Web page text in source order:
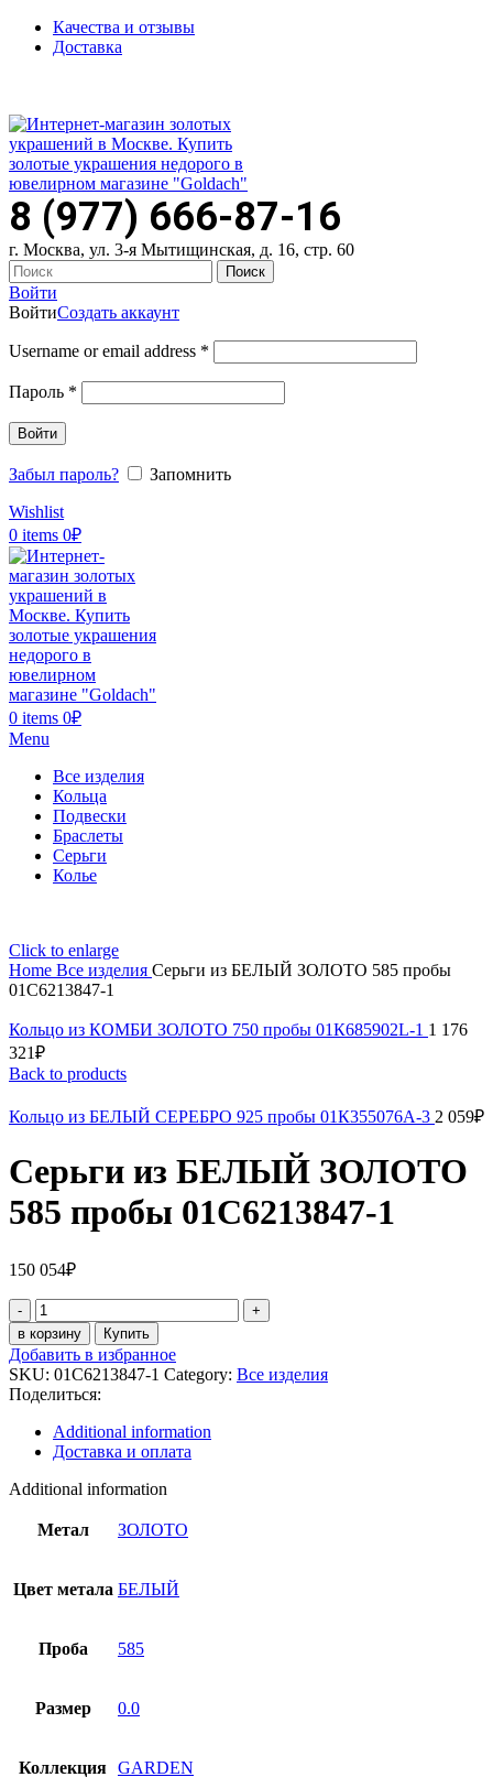
Качества и отзывы
Доставка
8 (977) 666-87-16
г. Москва, ул. 3-я Мытищинская, д. 16, стр. 60
Поиск
Войти
ВойтиСоздать аккаунт
Username or email address *
Пароль *
Войти
Забыл пароль?
Запомнить
Wishlist
0 items 0₽
0 items 0₽
Menu
Все изделия
Кольца
Подвески
Браслеты
Серьги
Колье
Click to enlarge
Home Все изделия Серьги из БЕЛЫЙ ЗОЛОТО 585 пробы
01С6213847-1
Кольцо из КОМБИ ЗОЛОТО 750 пробы 01К685902L-1 1 176
321₽
Back to products
Кольцо из БЕЛЫЙ СЕРЕБРО 925 пробы 01К355076А-3 2 059₽
Серьги из БЕЛЫЙ ЗОЛОТО
585 пробы 01С6213847-1
150 054₽
Серьги
из
БЕЛЫЙ
ЗОЛОТО
585
пробы
01С6213847-
1
quantity
в корзину Купить
Добавить в избранное
SKU: 01С6213847-1 Category: Все изделия
Поделиться:
Additional information
Доставка и оплата
Additional information
Метал ЗОЛОТО
Цвет метала БЕЛЫЙ
Проба 585
Размер 0.0
Коллекция GARDEN